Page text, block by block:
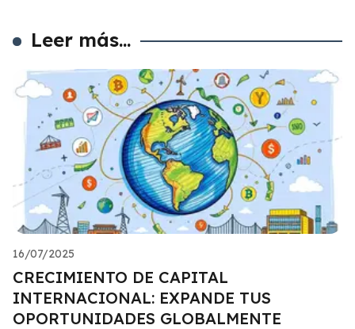
Leer más...
16/07/2025
CRECIMIENTO DE CAPITAL
INTERNACIONAL: EXPANDE TUS
OPORTUNIDADES GLOBALMENTE